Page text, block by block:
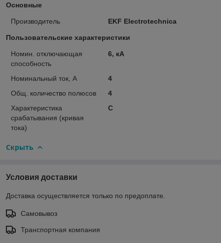
Основные
Производитель EKF Electrotechnica
Пользовательские характеристики
Номин. отключающая
способность
6, кА
Номинальный ток, А
4
Общ. количество полюсов
4
Характеристика
срабатывания (кривая
тока)
C
Скрыть
Условия доставки
Доставка осуществляется только по предоплате.
Самовывоз
Транспортная компания